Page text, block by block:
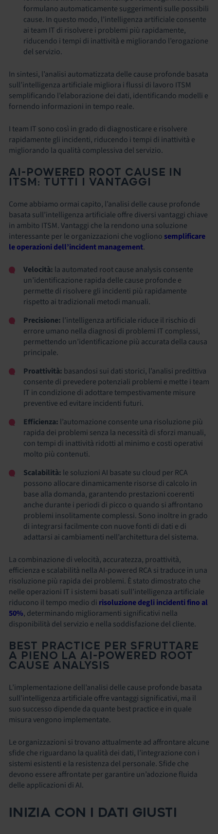
formulano automaticamente suggerimenti sulle possibili
cause. In questo modo, l’intelligenza artificiale consente
ai team IT di risolvere i problemi più rapidamente,
riducendo i tempi di inattività e migliorando l’erogazione
del servizio.
In sintesi, l’analisi automatizzata delle cause profonde basata
sull’intelligenza artificiale migliora i flussi di lavoro ITSM
semplificando l’elaborazione dei dati, identificando modelli e
fornendo informazioni in tempo reale.
I team IT sono così in grado di diagnosticare e risolvere
rapidamente gli incidenti, riducendo i tempi di inattività e
migliorando la qualità complessiva del servizio.
AI-POWERED ROOT CAUSE IN
ITSM: TUTTI I VANTAGGI
Come abbiamo ormai capito, l’analisi delle cause profonde
basata sull’intelligenza artificiale offre diversi vantaggi chiave
in ambito ITSM. Vantaggi che la rendono una soluzione
interessante per le organizzazioni che vogliono semplificare
le operazioni dell’incident management.
Velocità: la automated root cause analysis consente
un’identificazione rapida delle cause profonde e
permette di risolvere gli incidenti più rapidamente
rispetto ai tradizionali metodi manuali.
Precisione: l’intelligenza artificiale riduce il rischio di
errore umano nella diagnosi di problemi IT complessi,
permettendo un’identificazione più accurata della causa
principale.
Proattività: basandosi sui dati storici, l’analisi predittiva
consente di prevedere potenziali problemi e mette i team
IT in condizione di adottare tempestivamente misure
preventive ed evitare incidenti futuri.
Efficienza: l’automazione consente una risoluzione più
rapida dei problemi senza la necessità di sforzi manuali,
con tempi di inattività ridotti al minimo e costi operativi
molto più contenuti.
Scalabilità: le soluzioni AI basate su cloud per RCA
possono allocare dinamicamente risorse di calcolo in
base alla domanda, garantendo prestazioni coerenti
anche durante i periodi di picco o quando si affrontano
problemi insolitamente complessi. Sono inoltre in grado
di integrarsi facilmente con nuove fonti di dati e di
adattarsi ai cambiamenti nell’architettura del sistema.
La combinazione di velocità, accuratezza, proattività,
efficienza e scalabilità nella AI-powered RCA si traduce in una
risoluzione più rapida dei problemi. È stato dimostrato che
nelle operazioni IT i sistemi basati sull’intelligenza artificiale
riducono il tempo medio di risoluzione degli incidenti fino al
50%, determinando miglioramenti significativi nella
disponibilità del servizio e nella soddisfazione del cliente.
BEST PRACTICE PER SFRUTTARE
A PIENO LA AI-POWERED ROOT
CAUSE ANALYSIS
L’implementazione dell’analisi delle cause profonde basata
sull’intelligenza artificiale offre vantaggi significativi, ma il
suo successo dipende da quante best practice e in quale
misura vengono implementate.
Le organizzazioni si trovano attualmente ad affrontare alcune
sfide che riguardano la qualità dei dati, l’integrazione con i
sistemi esistenti e la resistenza del personale. Sfide che
devono essere affrontate per garantire un’adozione fluida
delle applicazioni di AI.
INIZIA CON I DATI GIUSTI